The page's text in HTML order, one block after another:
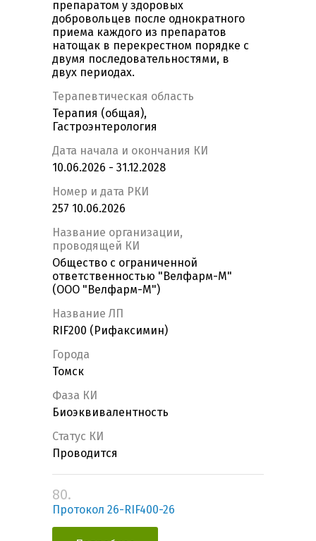
препаратом у здоровых
добровольцев после однократного
приема каждого из препаратов
натощак в перекрестном порядке с
двумя последовательностями, в
двух периодах.
Терапевтическая область
Терапия (общая),
Гастроэнтерология
Дата начала и окончания КИ
10.06.2026 - 31.12.2028
Номер и дата РКИ
257 10.06.2026
Название организации,
проводящей КИ
Общество с ограниченной
ответственностью "Велфарм-М"
(ООО "Велфарм-М")
Название ЛП
RIF200 (Рифаксимин)
Города
Томск
Фаза КИ
Биоэквивалентность
Статус КИ
Проводится
80.
Протокол 26-RIF400-26